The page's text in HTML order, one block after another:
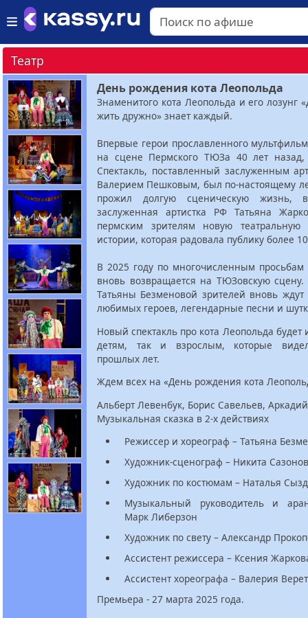
Театр
День рождения кота Леопольда
Знаменитого кота Леопольда и его лозунг
жить дружно» знает каждый.
Впервые герои прославленного
на сцене Пермского ТЮЗа 40 лет назад,
Спектакль, поставленный заслуженным
Валерием Пешковым, был по-настоящему
прожил долгую сценическую жизнь,
заслуженная артистка РФ Татьяна
пермским зрителям новую театральную
истории, которая радовала публику более
В 2025 году по многочисленным просьбам
вновь возвращается на ТЮЗовскую сцену.
Татьяны Безменовой зрителей вновь
любимых героев, легендарные песни и
Новый спектакль про кота Леопольда будет
детям, так и взрослым, которые
прошлых лет.
Ждем всех на «День рождения кота
Альберт Левенбук, Борис Савельев,
Музыкальная сказка в 2-х действиях
Режиссер и хореограф – Татьяна
Художник-сценограф – Никита Сазонов
Художник по костюмам – Наталья
Музыкальный руководитель и
Марк Либерзон
Художник по свету – Александр
Ассистент режиссера – Ксения
Ассистент хореографа – Валерия
Премьера - 27 марта 2025 года.